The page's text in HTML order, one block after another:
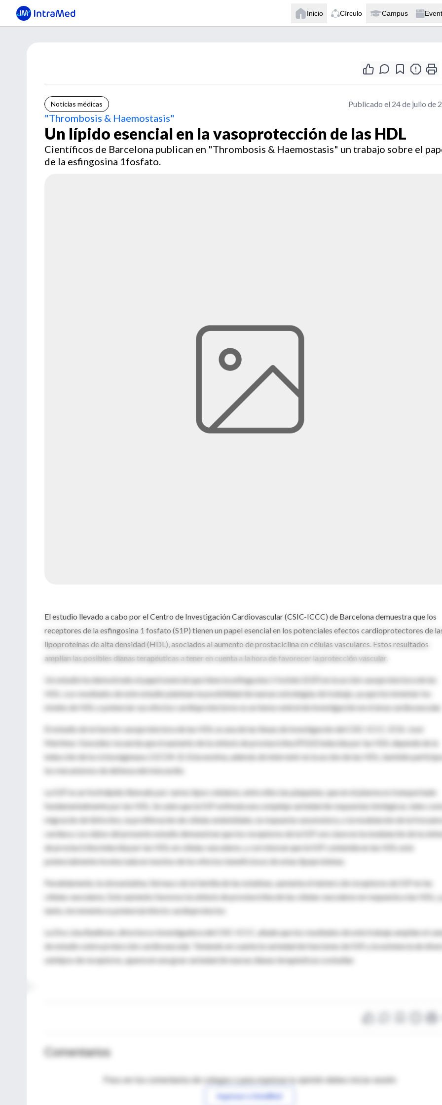
Inicio Círculo Campus
Noticias médicas Publicado el 24 de julio de
"Thrombosis & Haemostasis"
Un lípido esencial en la vasoprotección de las HDL
Científicos de Barcelona publican en "Thrombosis & Haemostasis" un trabajo sobre el
de la esfingosina 1fosfato.
El estudio llevado a cabo por el Centro de Investigación Cardiovascular (CSIC-ICCC) de Barcelona demuestra que los
receptores de la esfingosina 1 fosfato (S1P) tienen un papel esencial en los potenciales efectos cardioprotectores de
lipoproteínas de alta densidad (HDL), asociados al aumento de prostaciclina en células vasculares. Estos resultados
amplían las posibles dianas terapéuticas a tener en cuenta a la hora de favorecer la protección vascular.
Un estudio ha demostrado el papel esencial que tiene la esfingosina 1 fosfato (S1P) en la acción vasoprotectora de las
HDL. Los resultados de este estudio plantean la posibilidad de nuevas estrategias de trabajo, ya que incrementar los
niveles de HDL o potenciar sus efectos cardioprotectores es un tema central de investigación en el área cardiovascular.
El estudio de la función vasoprotectora de las HDL es una de las líneas de investigación del CSIC-ICCC. El Dr. José
Martínez-González recuerda que el aumento de la síntesis de prostaciclina (PGI2) inducida por las HDL depende de la
inducción de la ciclooxigenasa-2 (COX-2). Esta enzima, además de intervenir en la acción de las HDL, también
los mecanismos de defensa del miocardio.
La S1P es un fosfolípido liberado por varios tipos celulares, entre ellos las plaquetas, que en el plasma es transportado
fundamentalmente por las HDL. Se sabe que la S1P estimula una compleja variedad de respuestas biológicas, tales
migración de linfocitos, la proliferación de células endoteliales, la respuesta vasomotora, o la modulación de la
cardíaca. Los datos del presente estudio demuestran que los receptores de la S1P son clave en la modulación de la
de prostaciclina inducida por las HDL en células vasculares, y corroboran que la S1P contenida en las HDL está
potencialmente involucrada en muchos de los efectos beneficiosos de estas lipoproteínas.
Paralelamente, la simvastatina, fármaco de la familia de las estatinas, aumenta el número de receptores de S1P en las
células vasculares. Este aumento favorece la síntesis de prostaciclina de las células vasculares en respuesta a las HDL,
tanto, incrementa su potencial efecto cardioprotector.
La Dra. Lina Badimon, directora e investigadora del CSIC-ICCC, añade que los resultados de este trabajo amplían el
de estudio sobre protección cardiovascular. Teniendo en cuenta la variedad de funciones de S1P, y la existencia de
subtipos de receptores, aparecen una gran variedad de nuevas dianas terapéuticas a estudiar.
Comentarios
Para ver los comentarios de colegas o para expresar tu opinión debes iniciar sesión
Ingresar a IntraMed